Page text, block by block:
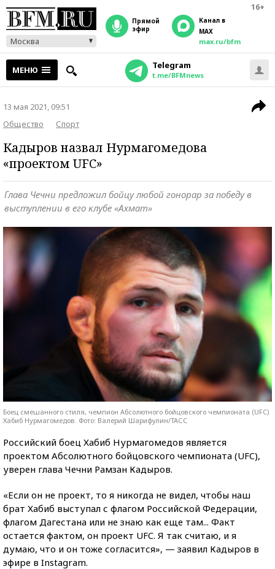
16+
Москва
прямой
эфир
Канал в
MAX
max.ru/bfm
МЕНЮ Telegram
t.me/BFMnews
13 мая 2021, 09:51
Общество
Спорт
Кадыров назвал Нурмагомедова
«проектом UFC»
Глава Чечни предложил бойцу любой гонорар за победу в
выступлении в его клубе «Ахмат»
Боец смешанного стиля, чемпион Абсолютного бойцовского чемпионата (UFC)
Хабиб Нурмагомедов. Фото: Валерий Шарифулин/ТАСС
Российский боец Хабиб Нурмагомедов является
проектом Абсолютного бойцовского чемпионата (UFC),
уверен глава Чечни Рамзан Кадыров.
«Если он не проект, то я никогда не видел, чтобы наш
брат Хабиб выступал с флагом Российской Федерации,
флагом Дагестана или не знаю как еще там... Факт
остается фактом, он проект UFC. Я так считаю, и я
думаю, что и он тоже согласится», — заявил Кадыров в
эфире в Instagram.